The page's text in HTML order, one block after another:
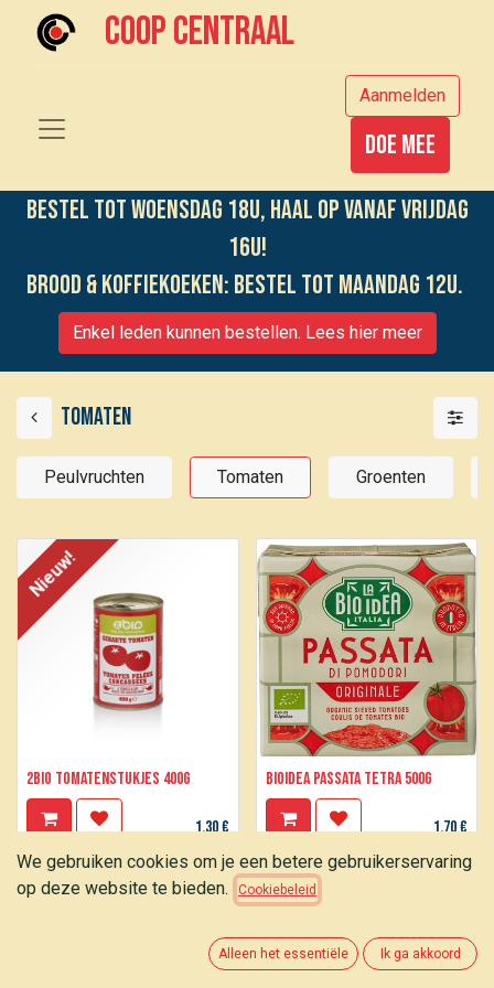
Coop centraal
Aanmelden
Doe mee
Bestel tot woensdag 18u, haal op vanaf vrijdag
16u!
Brood & koffiekoeken: bestel tot maandag 12u.
Enkel leden kunnen bestellen. Lees hier meer
Tomaten
Peulvruchten Tomaten Groenten
Nieuw!
2BIO Tomatenstukjes 400g
1,30€
BIOIDEA Passata tetra 500g
1,70€
We gebruiken cookies om je een betere gebruikerservaring
op deze website te bieden.
Cookiebeleid
Alleen het essentiële Ik ga akkoord